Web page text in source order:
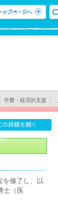
学費・経済的支援
を修了し、以
士（医